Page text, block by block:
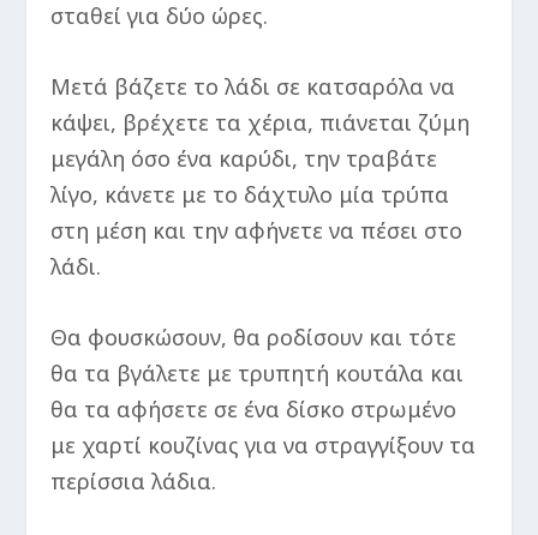
σταθεί για δύο ώρες.
Μετά βάζετε το λάδι σε κατσαρόλα να
κάψει, βρέχετε τα χέρια, πιάνεται ζύμη
μεγάλη όσο ένα καρύδι, την τραβάτε
λίγο, κάνετε με το δάχτυλο μία τρύπα
στη μέση και την αφήνετε να πέσει στο
λάδι.
Θα φουσκώσουν, θα ροδίσουν και τότε
θα τα βγάλετε με τρυπητή κουτάλα και
θα τα αφήσετε σε ένα δίσκο στρωμένο
με χαρτί κουζίνας για να στραγγίξουν τα
περίσσια λάδια.